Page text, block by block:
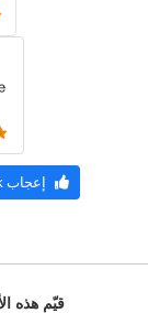
إعجاب106k
قيّم هذه